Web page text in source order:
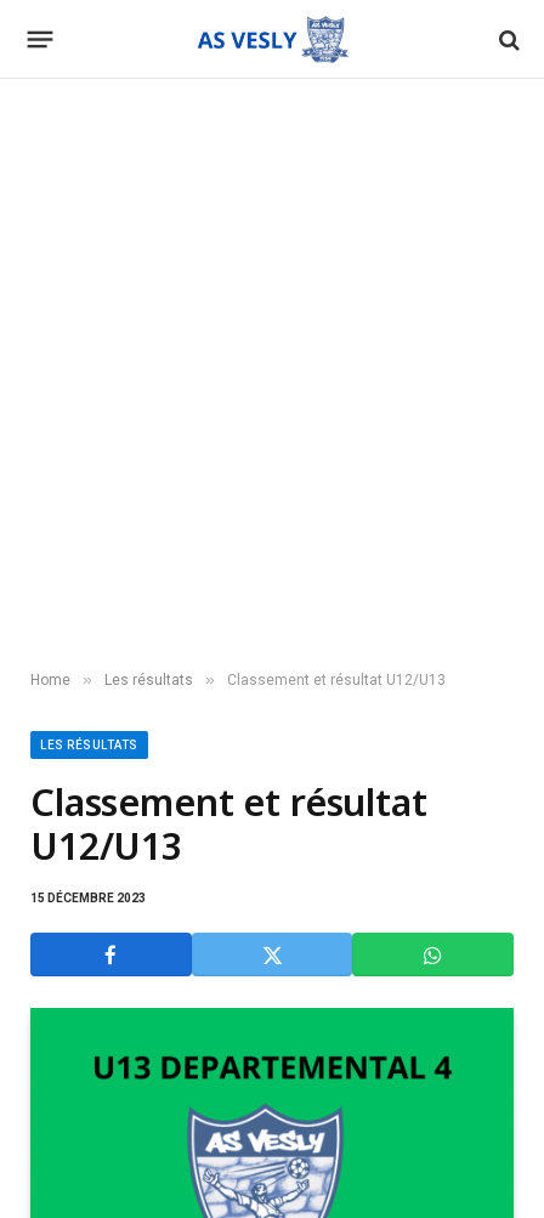
Home » Les résultats » Classement et résultat U12/U13
LES RÉSULTATS
Classement et résultat
U12/U13
15 DÉCEMBRE 2023